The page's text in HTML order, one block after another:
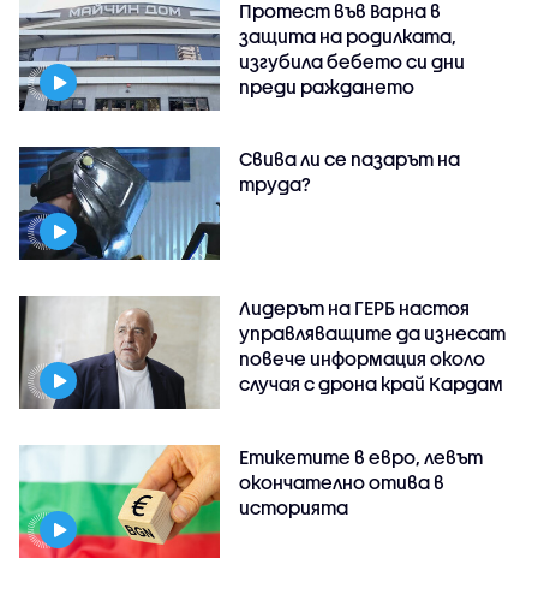
Протест във Варна в
защита на родилката,
изгубила бебето си дни
преди раждането
Свива ли се пазарът на
труда?
Лидерът на ГЕРБ настоя
управляващите да изнесат
повече информация около
случая с дрона край Кардам
Етикетите в евро, левът
окончателно отива в
историята